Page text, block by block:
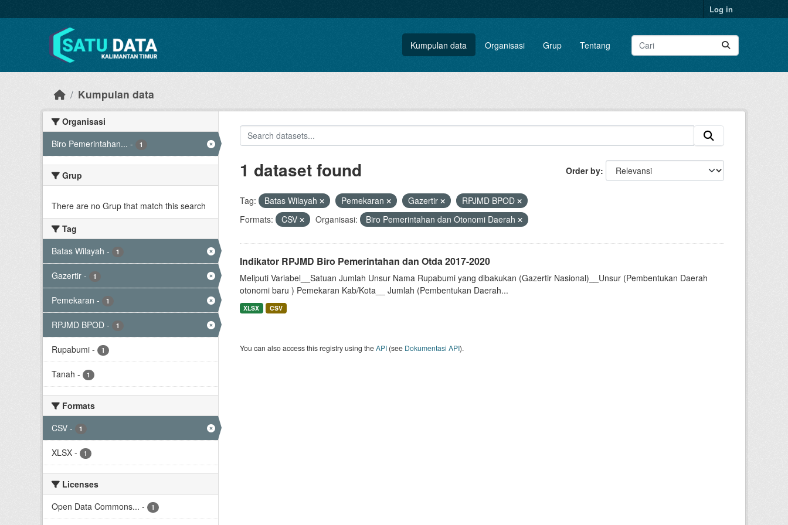
Log in
Kumpulan data Organisasi Grup Tentang
Kumpulan data
Organisasi
Biro Pemerintahan... - 1
Grup
There are no Grup that match this search
Tag
Batas Wilayah - 1
Gazertir - 1
Pemekaran - 1
RPJMD BPOD - 1
Rupabumi - 1
Tanah - 1
Formats
CSV - 1
XLSX - 1
Licenses
Open Data Commons... - 1
Order by
1 dataset found
Tag: Batas Wilayah Pemekaran Gazertir
RPJMD BPOD
Formats:
CSV Organisasi: Biro Pemerintahan dan Otonomi Daerah
Indikator RPJMD Biro Pemerintahan dan Otda 2017-2020
Meliputi Variabel__Satuan Jumlah Unsur Nama Rupabumi yang dibakukan (Gazertir Nasional)__Unsur (Pembentukan Daerah
otonomi baru ) Pemekaran Kab/Kota__ Jumlah (Pembentukan Daerah...
XLSX CSV
You can also access this registry using theAPI(see Dokumentasi API).